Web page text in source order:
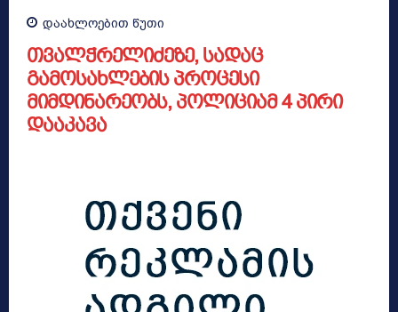
დაახლოებით წუთი
თვალჭრელიძეზე, სადაც
გამოსახლების პროცესი
მიმდინარეობს, პოლიციამ 4 პირი
დააკავა